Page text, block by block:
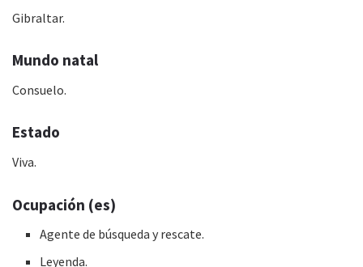
Gibraltar.
Mundo natal
Consuelo.
Estado
Viva.
Ocupación (es)
Agente de búsqueda y rescate.
Leyenda.